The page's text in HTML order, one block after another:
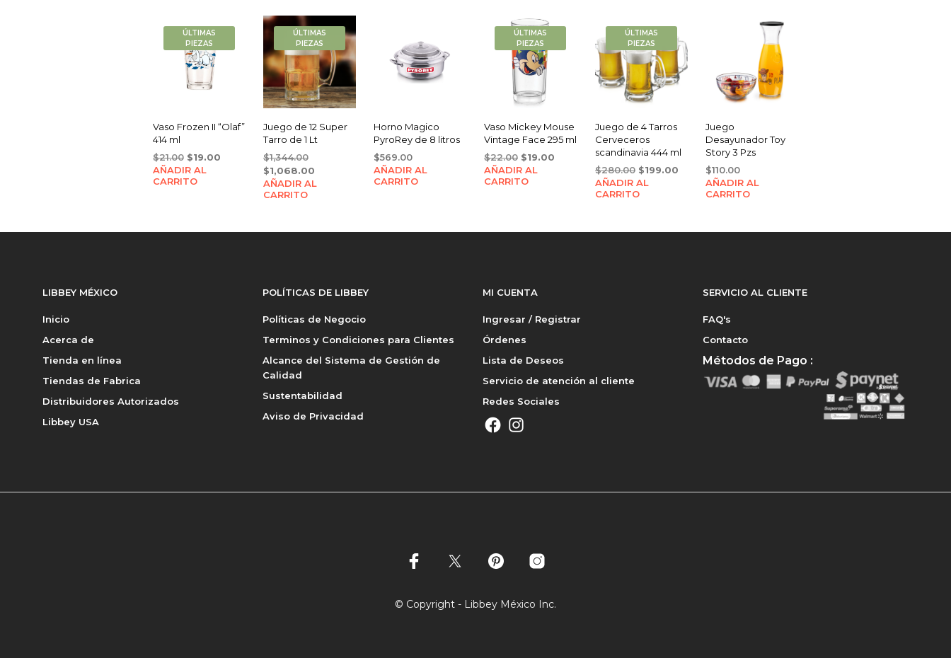
ÚLTIMAS
PIEZAS
Vaso Frozen II “Olaf”
414 ml
$21.00 Original
price
was:
$19.00Current
AÑADIR AL
CARRITO
ÚLTIMAS
PIEZAS
Juego de 12 Super
Tarro de 1 Lt
$1,344.00Original
price
was:
$1,344.00.
$1,068.00Current
price
AÑADIR AL
CARRITO
Horno Magico
PyroRey de 8 litros
$569.00
AÑADIR AL
CARRITO
ÚLTIMAS
PIEZAS
Vaso Mickey Mouse
Vintage Face 295 ml
$22.00 Original
price
was:
$19.00
AÑADIR AL
CARRITO
ÚLTIMAS
PIEZAS
Juego de 4 Tarros
Cerveceros
scandinavia 444 ml
$280.00 Original
price
was:
$199.00Current
AÑADIR AL
CARRITO
Juego
Desayunador Toy
Story 3 Pzs
$110.00
AÑADIR AL
CARRITO
LIBBEY MÉXICO
Inicio
Acerca de
Tienda en línea
Tiendas de Fabrica
Distribuidores Autorizados
Libbey USA
POLÍTICAS DE LIBBEY
Políticas de Negocio
Terminos y Condiciones para Clientes
Alcance del Sistema de Gestión de
Calidad
Sustentabilidad
Aviso de Privacidad
MI CUENTA
Ingresar / Registrar
Órdenes
Lista de Deseos
Servicio de atención al cliente
Redes Sociales
SERVICIO AL CLIENTE
FAQ's
Contacto
Métodos de Pago :
© Copyright - Libbey México Inc.